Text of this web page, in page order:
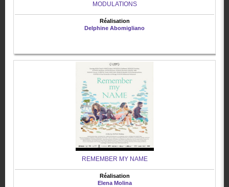
MODULATIONS
Réalisation
Delphine Abomigliano
REMEMBER MY NAME
Réalisation
Elena Molina